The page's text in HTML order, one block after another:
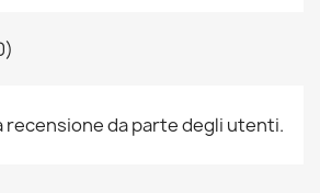
recensione da parte degli utenti.